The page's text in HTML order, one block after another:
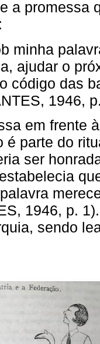
a promessa
minha
ajudar o
código das
1946,
em frente
é parte do
ser
1946, p.
sendo